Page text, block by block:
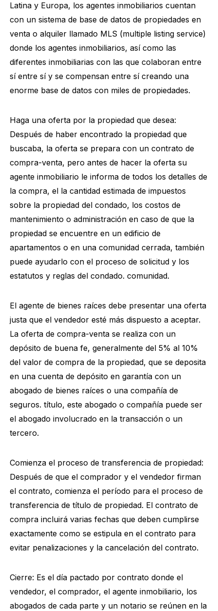
Latina y Europa, los agentes inmobiliarios cuentan
con un sistema de base de datos de propiedades en
venta o alquiler llamado MLS (multiple listing service)
donde los agentes inmobiliarios, así como las
diferentes inmobiliarias con las que colaboran entre
sí entre sí y se compensan entre sí creando una
enorme base de datos con miles de propiedades.
Haga una oferta por la propiedad que desea:
Después de haber encontrado la propiedad que
buscaba, la oferta se prepara con un contrato de
compra-venta, pero antes de hacer la oferta su
agente inmobiliario le informa de todos los detalles de
la compra, el la cantidad estimada de impuestos
sobre la propiedad del condado, los costos de
mantenimiento o administración en caso de que la
propiedad se encuentre en un edificio de
apartamentos o en una comunidad cerrada, también
puede ayudarlo con el proceso de solicitud y los
estatutos y reglas del condado. comunidad.
El agente de bienes raíces debe presentar una oferta
justa que el vendedor esté más dispuesto a aceptar.
La oferta de compra-venta se realiza con un
depósito de buena fe, generalmente del 5% al 10%
del valor de compra de la propiedad, que se deposita
en una cuenta de depósito en garantía con un
abogado de bienes raíces o una compañía de
seguros. título, este abogado o compañía puede ser
el abogado involucrado en la transacción o un
tercero.
Comienza el proceso de transferencia de propiedad:
Después de que el comprador y el vendedor firman
el contrato, comienza el período para el proceso de
transferencia de título de propiedad. El contrato de
compra incluirá varias fechas que deben cumplirse
exactamente como se estipula en el contrato para
evitar penalizaciones y la cancelación del contrato.
Cierre: Es el día pactado por contrato donde el
vendedor, el comprador, el agente inmobiliario, los
abogados de cada parte y un notario se reúnen en la